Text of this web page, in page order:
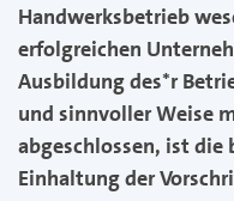
Handwerksbetrieb
erfolgreichen
Ausbildung des*r
und sinnvoller Weise
abgeschlossen, ist die
Einhaltung der